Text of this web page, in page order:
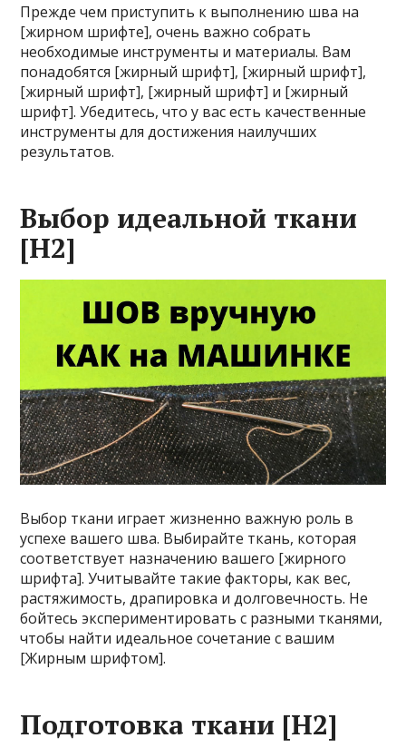
Прежде чем приступить к выполнению шва на
[жирном шрифте], очень важно собрать
необходимые инструменты и материалы. Вам
понадобятся [жирный шрифт], [жирный шрифт],
[жирный шрифт], [жирный шрифт] и [жирный
шрифт]. Убедитесь, что у вас есть качественные
инструменты для достижения наилучших
результатов.
Выбор идеальной ткани
[H2]
Выбор ткани играет жизненно важную роль в
успехе вашего шва. Выбирайте ткань, которая
соответствует назначению вашего [жирного
шрифта]. Учитывайте такие факторы, как вес,
растяжимость, драпировка и долговечность. Не
бойтесь экспериментировать с разными тканями,
чтобы найти идеальное сочетание с вашим
[Жирным шрифтом].
Подготовка ткани [H2]